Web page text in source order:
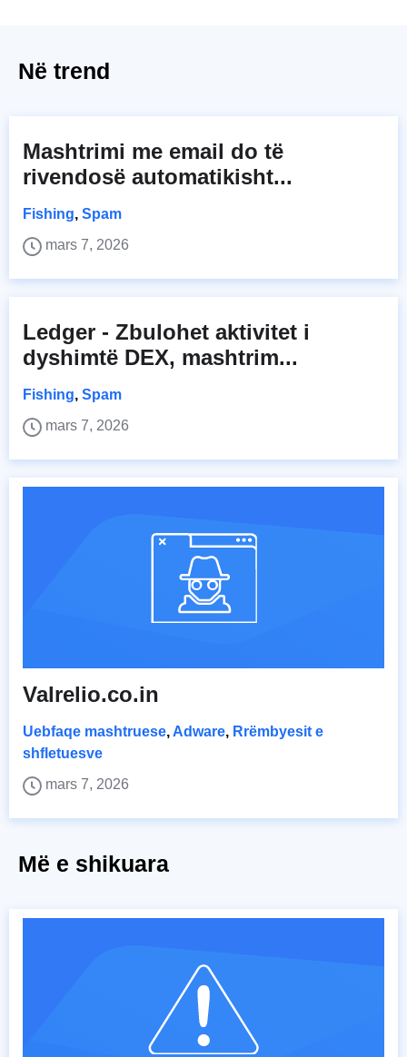
Në trend
Mashtrimi me email do të
rivendosë automatikisht...
Fishing, Spam
mars 7, 2026
Ledger - Zbulohet aktivitet i
dyshimtë DEX, mashtrim...
Fishing, Spam
mars 7, 2026
Valrelio.co.in
Uebfaqe mashtruese,Adware, Rrëmbyesit e
shfletuesve
mars 7, 2026
Më e shikuara